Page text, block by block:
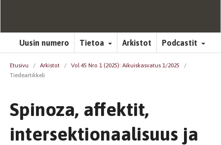
Uusin numero Tietoa Arkistot Podcastit
Etusivu / Arkistot / Vol 45 Nro 1 (2025): Aikuiskasvatus 1/2025
/
Tiedeartikkeli
Spinoza, affektit,
intersektionaalisuus ja